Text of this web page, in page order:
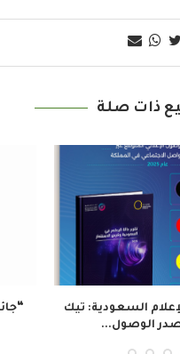
ذات صلة
النيجيرية تسلط الضوء
على أهمية التعلم...